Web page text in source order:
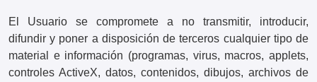
El Usuario se compromete a no transmitir, introducir,
difundir y poner a disposición de terceros cualquier tipo de
material e información (programas, virus, macros, applets,
controles ActiveX, datos, contenidos, dibujos, archivos de